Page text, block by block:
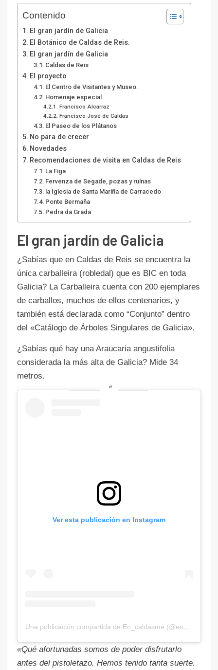
Contenido
El gran jardín de Galicia
El Botánico de Caldas de Reis.
El gran jardín de Galicia
Caldas de Reis
El proyecto
El Centro de Visitantes y Museo.
Homenaje especial
Francisco Alcarraz
Francisco José de Caldas
El Paseo de los Plátanos
No para de crecer
Novedades
Recomendaciones de visita en Caldas de Reis
La Figa
Fervenza de Segade, pozas y ruínas
la Iglesia de Santa Mariña de Carracedo
Ponte Bermaña
Pedra da Grada
El gran jardín de Galicia
¿Sabías que en Caldas de Reis se encuentra la
única carballeira (robledal) que es BIC en toda
Galicia? La Carballeira cuenta con 200 ejemplares
de carballos, muchos de ellos centenarios, y
también está declarada como “Conjunto” dentro
del «Catálogo de Árboles Singulares de Galicia».
¿Sabías qué hay una Araucaria angustifolia
considerada la más alta de Galicia? Mide 34
metros.
Ver esta publicación en Instagram
Una publicación compartida de En_caldasme (@en_caldasme)
«Qué afortunadas somos de poder disfrutarlo
antes del pistoletazo. Hemos tenido tanta suerte.